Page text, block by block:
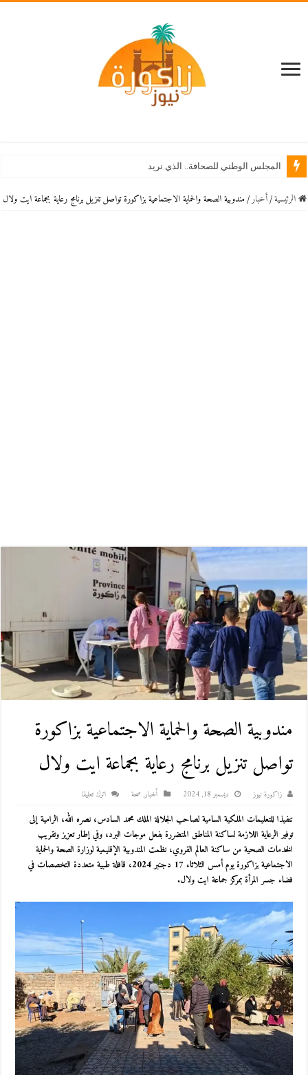
استنفا
الرئيسية / أخبار / مندوبية الصحة والحماية الاجتماعية بزاكورة تواصل تنزيل برنامج رعاية بجماعة ايت ولال
مندوبية الصحة والحماية الاجتماعية بزاكورة
تواصل تنزيل برنامج رعاية بجماعة ايت ولال
زاكورة نيوز ديسمبر 18, 2024 أخبار, صحة اترك تعليقا
تنفيذا للتعليمات الملكية السامية لصاحب الجلالة الملك محمد السادس، نصره الله، الرامية إلى
توفير الرعاية اللازمة لساكنة المناطق المتضررة بفعل موجات البرد، وفي إطار تعزيز وتقريب
الخدمات الصحية من ساكنة العالم القروي، نظمت المندوبية الإقليمية لوزارة الصحة والحماية
الاجتماعية بزاكورة يوم أمس الثلاثاء 17 دجنبر 2024، قافلة طبية متعددة التخصصات في
فضاء جسر المرأة بمركز جماعة ايت ولال.